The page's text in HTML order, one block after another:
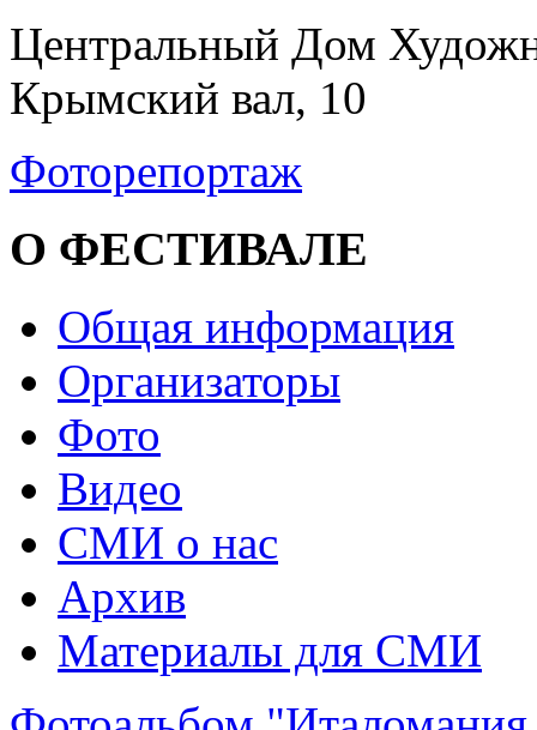
Центральный Дом
Крымский вал, 10
Фоторепортаж
О ФЕСТИВАЛЕ
Общая информация
Организаторы
Фото
Видео
СМИ о нас
Архив
Материалы для СМИ